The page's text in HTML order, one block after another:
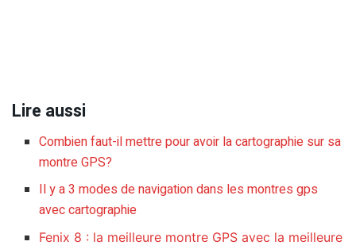
Lire aussi
Combien faut-il mettre pour avoir la cartographie sur sa
montre GPS?
Il y a 3 modes de navigation dans les montres gps
avec cartographie
Fenix 8 : la meilleure montre GPS avec la meilleure